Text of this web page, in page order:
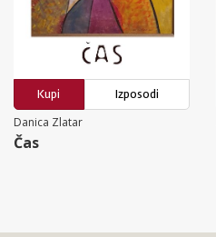
Kupi
Izposodi
Danica Zlatar
Čas